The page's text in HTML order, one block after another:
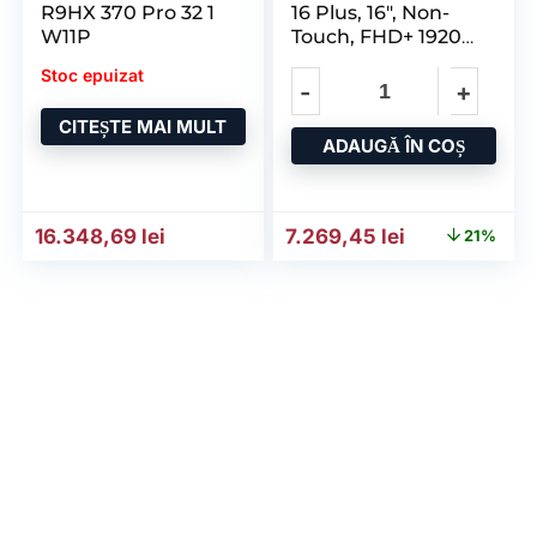
R9HX 370 Pro 32 1
W11P
Stoc epuizat
CITEȘTE MAI MULT
16.348,69 lei
16 Plus, 16″, Non-
Touch, FHD+ 1920
ADAUGĂ ÎN COȘ
Prețul inițial a fost:
7.269,45 lei Prețul21%